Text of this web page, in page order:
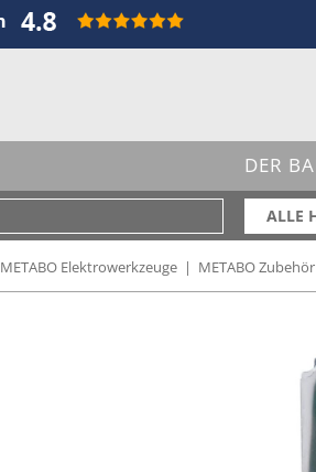
DER
ALLE
METABO Elektrowerkzeuge | METABO